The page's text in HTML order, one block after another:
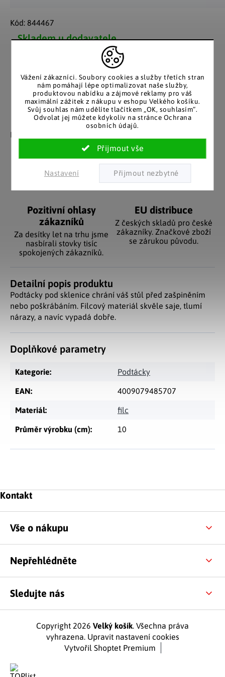
Vážení zákazníci. Soubory cookies a služby třetích stran
nám pomáhají lépe optimalizovat naše služby,
produktovou nabídku a zájmové reklamy pro váš
maximální zážitek z nákupu v eshopu Velkého košíku.
Svůj souhlas nám udělíte tlačítkem „OK, souhlasím“.
Odvolat jej můžete kdykoliv na stránce Ochrana
osobních údajů.
Nastavení
Skladem u dodavatele
Kód: 844467
Záruka spokojenosti
Nakupujete bez obav, férové
jednání v každé situaci.
Katalog v tištěné
Stálým zákazníkům
do schránky.
Pozitivní ohlasy
zákazníků
Za desítky let na trhu jsme
nasbírali stovky tisíc
spokojených zákazníků.
EU distribuce
Z českých skladů pro české
zákazníky. Značkové zboží
se zárukou původu.
Detailní popis produktu
Podtácky pod sklenice chrání váš stůl před zašpiněním
nebo poškrábáním. Filcový materiál skvěle saje, tlumí
nárazy, a navíc vypadá dobře.
Doplňkové parametry
Kategorie: Podtácky
EAN: 4009079485707
Materiál: filc
Průměr výrobku (cm): 10
Zápatí
Kontakt
Vše o nákupu
Nepřehlédněte
Sledujte nás
Vytvořil Shoptet Premium
Copyright 2026 Velký košík. Všechna práva
vyhrazena. Upravit nastavení cookies